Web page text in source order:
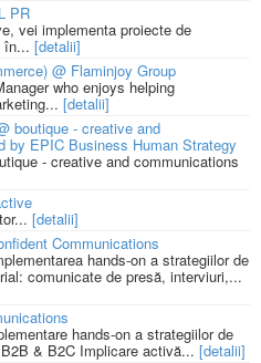
PR
vei implementa proiecte de
în... [detalii]
@ Flaminjoy Group
who enjoys helping
[detalii]
boutique - creative and
by EPIC Business Human Strategy
- creative and communications
[detalii]
Communications
hands-on a strategiilor de
comunicate de presă, interviuri,...
hands-on a strategiilor de
& B2C Implicare activă... [detalii]